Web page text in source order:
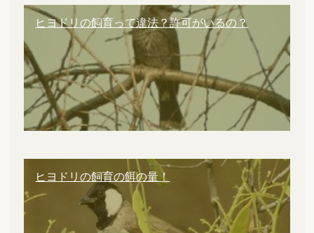
ヒヨドリの飼育って違法？許可がいるの？
ヒヨドリの飼育の餌の量！